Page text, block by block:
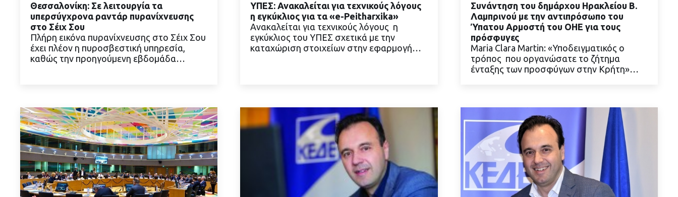
ΔΙΑΒΑΣΤΕ ΠΕΡΙΣΣΟΤΕΡΑ
Θεσσαλονίκη: Σε λειτουργία τα
υπερσύγχρονα ραντάρ πυρανίχνευσης
στο Σέιχ Σου
Πλήρη εικόνα πυρανίχνευσης στο Σέιχ Σου
έχει πλέον η πυροσβεστική υπηρεσία,
καθώς την προηγούμενη εβδομάδα…
ΔΙΑΒΑΣΤΕ ΠΕΡΙΣΣΟΤΕΡΑ
ΥΠΕΣ: Ανακαλείται για τεχνικούς λόγους
η εγκύκλιος για τα «e-Peitharxika»
Ανακαλείται για τεχνικούς λόγους η
εγκύκλιος του ΥΠΕΣ σχετικά με την
καταχώριση στοιχείων στην εφαρμογή…
ΔΙΑΒΑΣΤΕ ΠΕΡΙΣΣΟΤΕΡΑ
Συνάντηση του δημάρχου Ηρακλείου Β.
Λαμπρινού με την αντιπρόσωπο του
Ύπατου Αρμοστή του ΟΗΕ για τους
πρόσφυγες
Maria Clara Martin: «Υποδειγματικός ο
τρόπος που οργανώσατε το ζήτημα
ένταξης των προσφύγων στην Κρήτη»…